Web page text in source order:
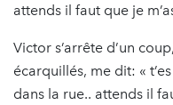
attends il faut que je
Victor s’arrête d’un
écarquillés, me dit: «
dans la rue.. attends il